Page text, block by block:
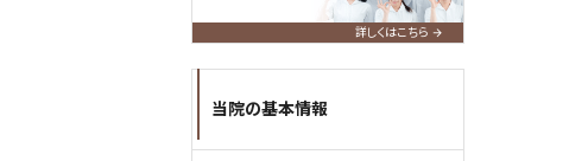
詳しくはこちら
当院の基本情報